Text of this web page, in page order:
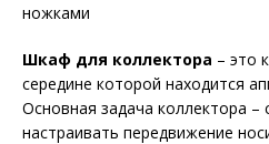
ножками
Шкаф для коллектора – это
середине которой находится
Основная задача коллектора –
настраивать передвижение